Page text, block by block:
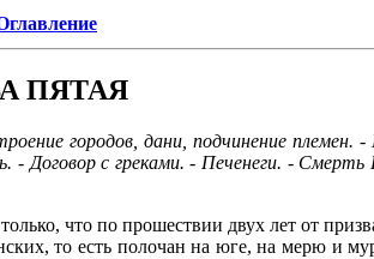
ПЯТАЯ
городов, дани, подчинение племен.
с греками. - Печенеги. - Смерть
что по прошествии двух лет от
то есть полочан на юге, на мерю и